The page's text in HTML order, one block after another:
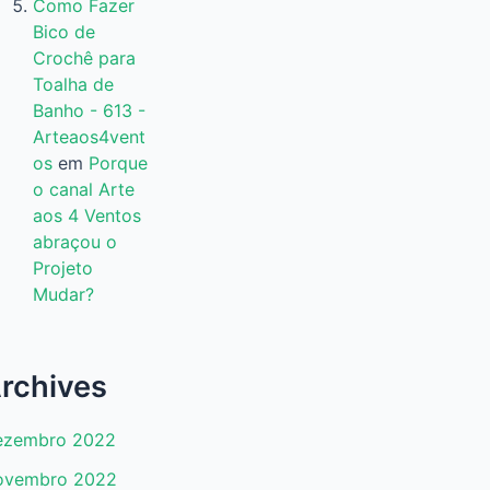
Como Fazer
Bico de
Crochê para
Toalha de
Banho - 613 -
Arteaos4vent
osem Porque
o canal Arte
aos 4 Ventos
abraçou o
Projeto
Mudar?
2022
2022